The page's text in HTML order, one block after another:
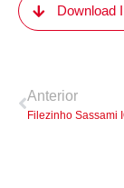
Download
Anterior
Filezinho Sassami